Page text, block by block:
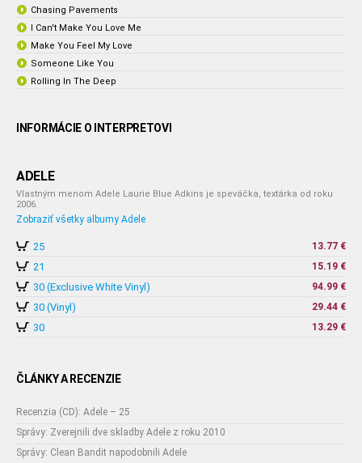
Chasing Pavements
I Can't Make You Love Me
Make You Feel My Love
Someone Like You
Rolling In The Deep
INFORMÁCIE O INTERPRETOVI
ADELE
Vlastným menom Adele Laurie Blue Adkins je speváčka, textárka od roku
2006.
Zobraziť všetky albumy Adele
25 13.77 €
21 15.19 €
30 (Exclusive White Vinyl) 94.99 €
30 (Vinyl) 29.44 €
30 13.29 €
ČLÁNKY A RECENZIE
Recenzia (CD): Adele – 25
Správy: Zverejnili dve skladby Adele z roku 2010
Správy: Clean Bandit napodobnili Adele